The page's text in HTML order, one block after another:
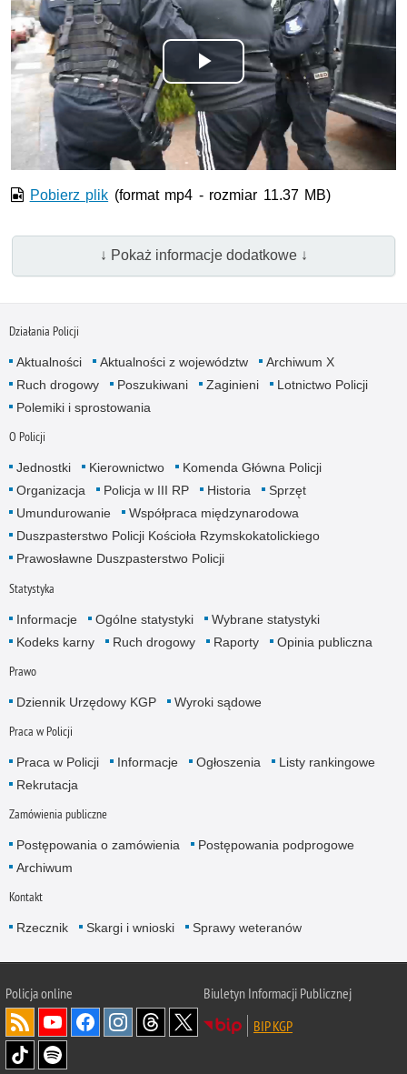
Odtwórz
wideo
Pobierz plik (format mp4 - rozmiar 11.37 MB)
↓ Pokaż informacje dodatkowe ↓
Działania Policji
Aktualności Aktualności z województw
Archiwum X
Ruch drogowy
Poszukiwani Zaginieni
Lotnictwo Policji
Polemiki i sprostowania
O Policji
Jednostki Kierownictwo
Komenda Główna Policji
Organizacja
Policja w III RP Historia
Sprzęt
Umundurowanie
Współpraca międzynarodowa
Duszpasterstwo Policji Kościoła Rzymskokatolickiego
Prawosławne Duszpasterstwo Policji
Statystyka
Informacje Ogólne statystyki
Wybrane statystyki
Kodeks karny
Ruch drogowy Raporty Opinia publiczna
Prawo
Dziennik Urzędowy KGP Wyroki sądowe
Praca w Policji
Praca w Policji Informacje Ogłoszenia
Listy rankingowe
Rekrutacja
Zamówienia publiczne
Postępowania o zamówienia
Postępowania podprogowe
Archiwum
Kontakt
Rzecznik Skargi i wnioski Sprawy weteranów
Policjaonline
Biuletyn Informacji Publicznej
BIP KGP